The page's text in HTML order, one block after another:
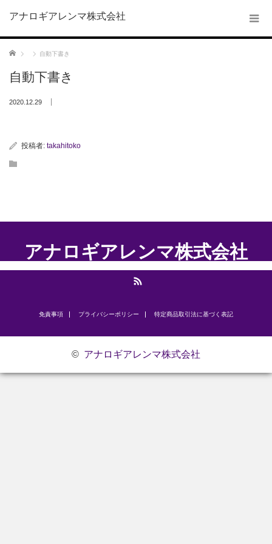
アナロギアレンマ株式会社
ホーム 自動下書き
自動下書き
2020.12.29
投稿者: takahitoko
アナロギアレンマ株式会社
免責事項 プライバシーポリシー ​特定商品取引法に基づく表記
© アナロギアレンマ株式会社